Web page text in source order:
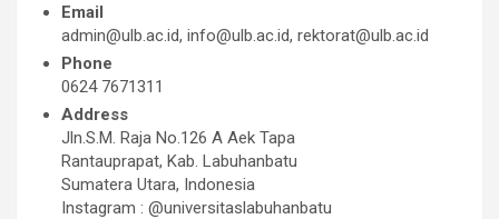
Email
admin@ulb.ac.id, info@ulb.ac.id, rektorat@ulb.ac.id
Phone
0624 7671311
Address
Jln.S.M. Raja No.126 A Aek Tapa
Rantauprapat, Kab. Labuhanbatu
Sumatera Utara, Indonesia
Instagram : @universitaslabuhanbatu